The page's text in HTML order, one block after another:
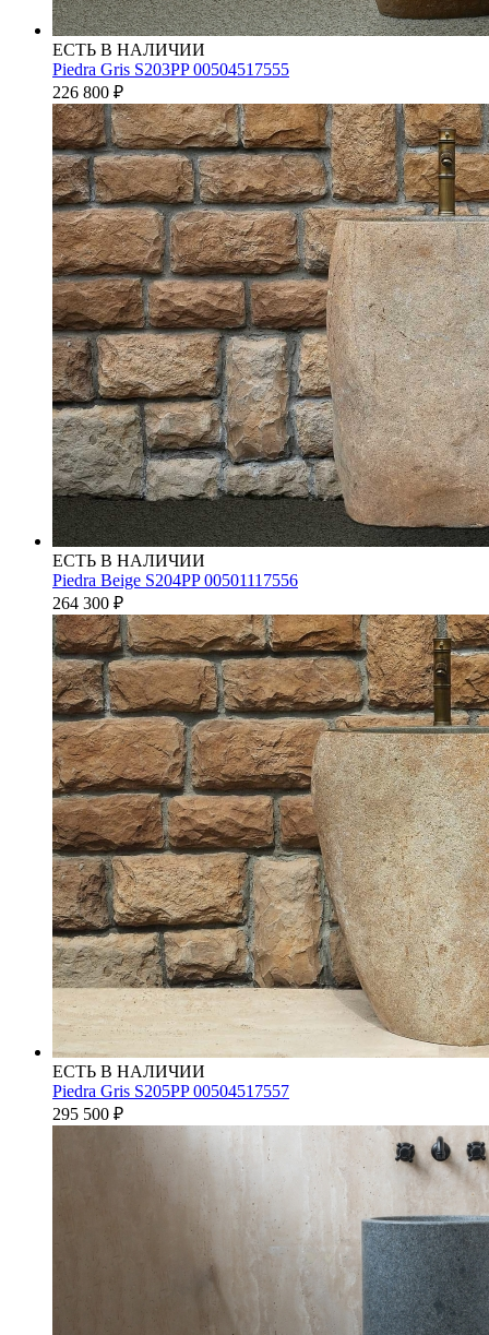
ЕСТЬ В НАЛИЧИИ
Piedra Gris S203PP 00504517555
226 800 ₽
ЕСТЬ В НАЛИЧИИ
Piedra Beige S204PP 00501117556
264 300 ₽
ЕСТЬ В НАЛИЧИИ
Piedra Gris S205PP 00504517557
295 500 ₽